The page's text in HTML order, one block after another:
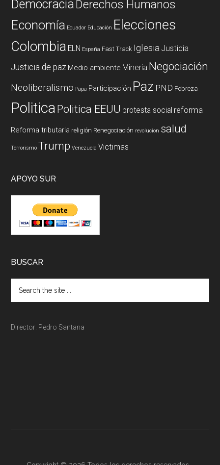
DemocraciaDerechos Humanos
Economía Ecuador Educación Elecciones
Colombia ELN España Fast Track Iglesia Justicia
Justicia de paz Medio ambiente Mineria Negociación
Neoliberalismo Papa Participación Paz PND Pobreza
PoliticaPolitica EEUU protesta social reforma
Reforma tributaria religión Renegociación revolucion salud
Terrorismo Trump Venezuela Victimas
APOYO SUR
BUSCAR
Director: Pedro Santana